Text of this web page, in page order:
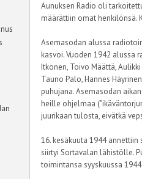
Aunuksen Radio oli
määrättiin omat henkilönsä.
Asemasodan alussa
kasvoi. Vuoden 1942 alussa
Itkonen, Toivo Määttä,
Tauno Palo, Hannes
puhujana. Asemasodan
heille ohjelmaa
juurikaan tulosta, eivätkä
16. kesäkuuta 1944
siirtyi Sortavalan lähistölle.
toimintansa syyskuussa